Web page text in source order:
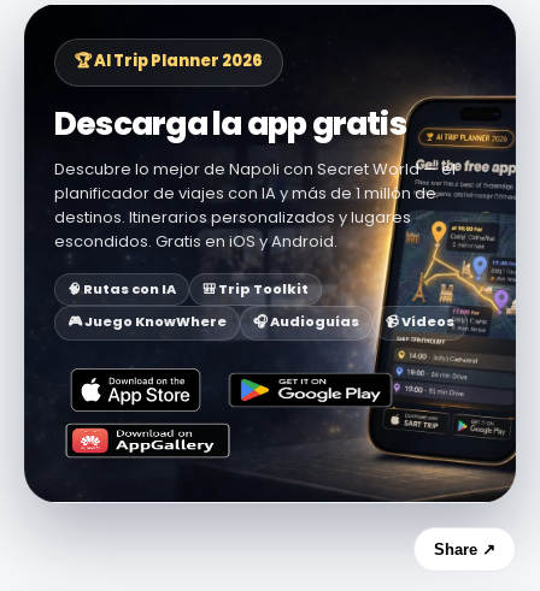
🏆 AI Trip Planner 2026
Descarga la app gratis
Descubre lo mejor de Napoli con Secret World — el
planificador de viajes con IA y más de 1 millón de
destinos. Itinerarios personalizados y lugares
escondidos. Gratis en iOS y Android.
🧠 Rutas con IA
🎒 Trip Toolkit
🎮 Juego KnowWhere
🎧 Audioguías 📹 Vídeos
Share ↗